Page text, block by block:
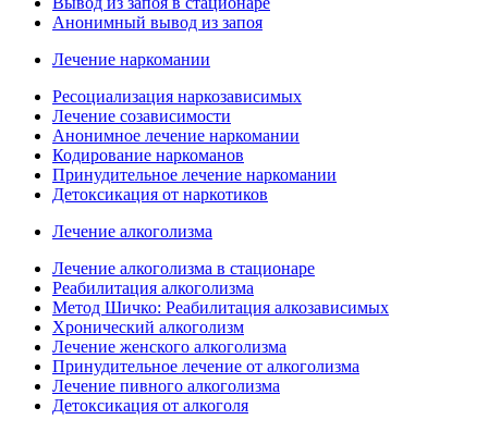
Анонимный вывод из запоя
Лечение наркомании
Ресоциализация наркозависимых
Лечение созависимости
Анонимное лечение наркомании
Кодирование наркоманов
Принудительное лечение наркомании
Детоксикация от наркотиков
Лечение алкоголизма
Лечение алкоголизма в стационаре
Реабилитация алкоголизма
Метод Шичко: Реабилитация алкозависимых
Хронический алкоголизм
Лечение женского алкоголизма
Принудительное лечение от алкоголизма
Лечение пивного алкоголизма
Детоксикация от алкоголя